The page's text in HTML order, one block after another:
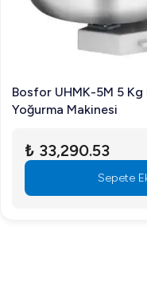
3. Garanti süresi
Ürün, Brema
Brema FRESH
ve yüksek
Bosfor UHMK-5M 5
Yoğurma Makinesi
₺ 33,290.53
Sepete